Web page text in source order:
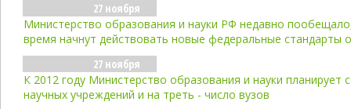
27 ноября
Министерство образования и науки РФ недавно
время начнут действовать новые федеральные стандарты
27 ноября
К 2012 году Министерство образования и науки планирует
научных учреждений и на треть - число вузов